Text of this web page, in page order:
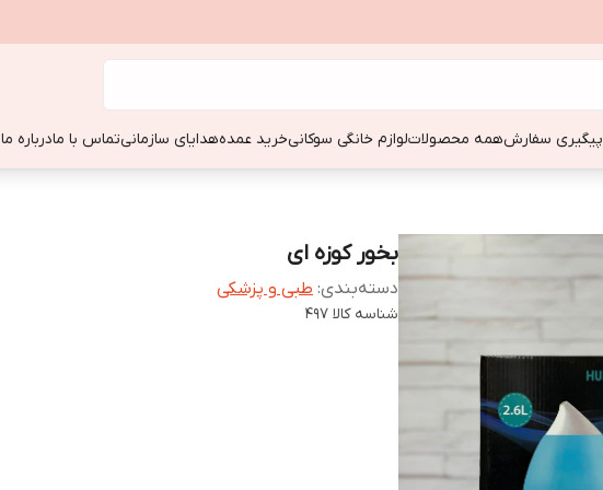
پیگیری سفارشهمه محصولاتلوازم خانگی سوکانیخرید عمدههدایای سازمانیتماس با مادرباره ما
بخور کوزه ای
دسته‌بندی: طبی و پزشکی
شناسه کالا 497